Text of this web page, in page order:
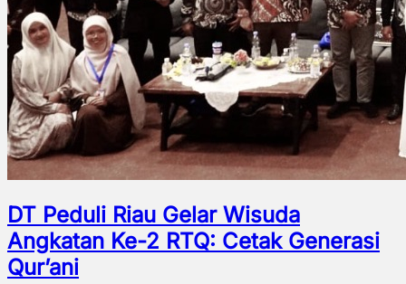
DT Peduli Riau Gelar Wisuda
Angkatan Ke-2 RTQ: Cetak Generasi
Qur’ani